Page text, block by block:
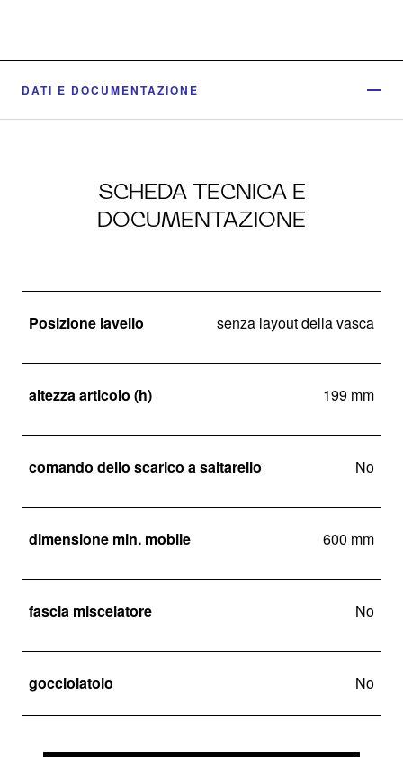
DATI E DOCUMENTAZIONE
SCHEDA TECNICA E
DOCUMENTAZIONE
Posizione lavello senza layout della vasca
altezza articolo (h) 199 mm
comando dello scarico a saltarello No
dimensione min. mobile 600 mm
fascia miscelatore No
gocciolatoio No